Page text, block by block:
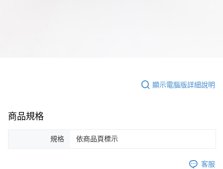
顯示電腦版詳細說明
商品規格
規格 依商品頁標示
客服